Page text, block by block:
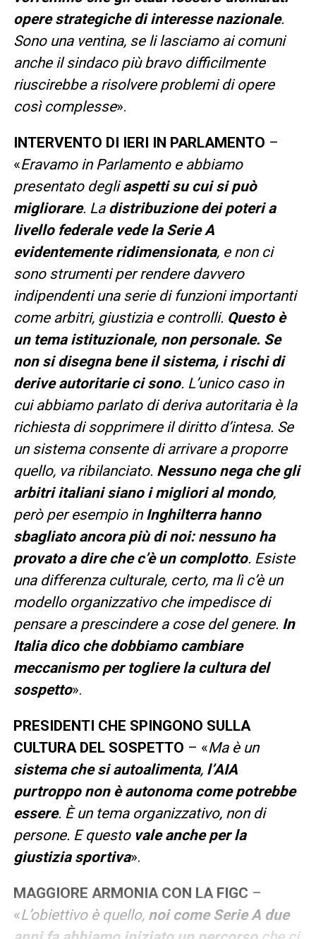
opere strategiche di interesse nazionale.
Sono una ventina, se li lasciamo ai comuni
anche il sindaco più bravo difficilmente
riuscirebbe a risolvere problemi di opere
così complesse».
INTERVENTO DI IERI IN PARLAMENTO –
«Eravamo in Parlamento e abbiamo
presentato degliaspetti su cui si può
migliorare. La distribuzione dei poteri a
livello federale vede la Serie A
evidentemente ridimensionata, e non ci
sono strumenti per rendere davvero
indipendenti una serie di funzioni importanti
come arbitri, giustizia e controlli. Questo è
un tema istituzionale, non personale. Se
non si disegna bene il sistema, i rischi di
derive autoritarie ci sono. L’unico caso in
cui abbiamo parlato di deriva autoritaria è la
richiesta di sopprimere il diritto d’intesa. Se
un sistema consente di arrivare a proporre
quello, va ribilanciato. Nessuno nega che gli
arbitri italiani siano i migliori al mondo,
però per esempio in Inghilterra hanno
sbagliato ancora più di noi: nessuno ha
provato a dire che c’è un complotto. Esiste
una differenza culturale, certo, ma lì c’è un
modello organizzativo che impedisce di
pensare a prescindere a cose del genere. In
Italia dico che dobbiamo cambiare
meccanismo per togliere la cultura del
sospetto».
PRESIDENTI CHE SPINGONO SULLA
CULTURA DEL SOSPETTO – «Ma è un
sistema che si autoalimenta, l’AIA
purtroppo non è autonoma come potrebbe
essere. È un tema organizzativo, non di
persone. E questo vale anche per la
giustizia sportiva».
MAGGIORE ARMONIA CON LA FIGC –
«L’obiettivo è quello, noi come Serie A due